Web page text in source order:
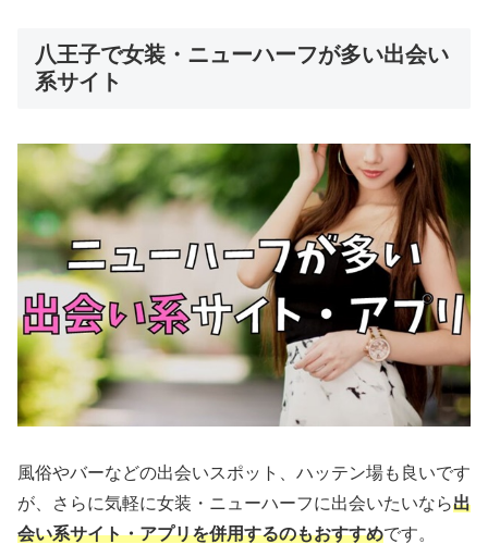
八王子で女装・ニューハーフが多い出会い
系サイト
風俗やバーなどの出会いスポット、ハッテン場も良いです
が、さらに気軽に女装・ニューハーフに出会いたいなら出
会い系サイト・アプリを併用するのもおすすめです。